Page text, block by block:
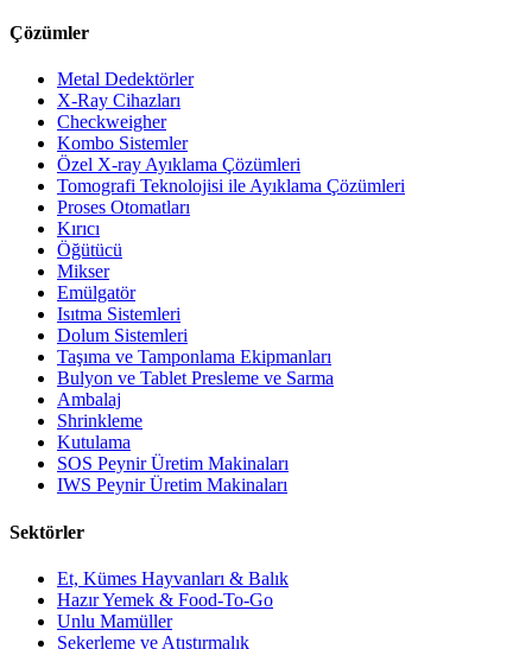
Çözümler
Metal Dedektörler
X-Ray Cihazları
Checkweigher
Kombo Sistemler
Özel X-ray Ayıklama Çözümleri
Tomografi Teknolojisi ile Ayıklama Çözümleri
Proses Otomatları
Kırıcı
Öğütücü
Mikser
Emülgatör
Isıtma Sistemleri
Dolum Sistemleri
Taşıma ve Tamponlama Ekipmanları
Bulyon ve Tablet Presleme ve Sarma
Ambalaj
Shrinkleme
Kutulama
SOS Peynir Üretim Makinaları
IWS Peynir Üretim Makinaları
Sektörler
Et, Kümes Hayvanları & Balık
Hazır Yemek & Food-To-Go
Unlu Mamüller
Şekerleme ve Atıştırmalık